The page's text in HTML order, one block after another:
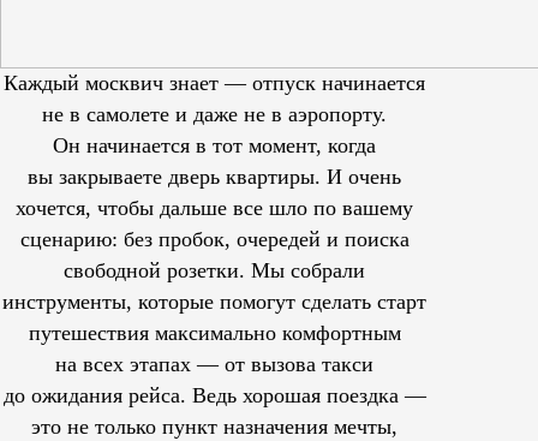
Каждый москвич знает — отпуск начинается
не в самолете и даже не в аэропорту.
Он начинается в тот момент, когда
вы закрываете дверь квартиры. И очень
хочется, чтобы дальше все шло по вашему
сценарию: без пробок, очередей и поиска
свободной розетки. Мы собрали
инструменты, которые помогут сделать старт
путешествия максимально комфортным
на всех этапах — от вызова такси
до ожидания рейса. Ведь хорошая поездка —
это не только пункт назначения мечты,